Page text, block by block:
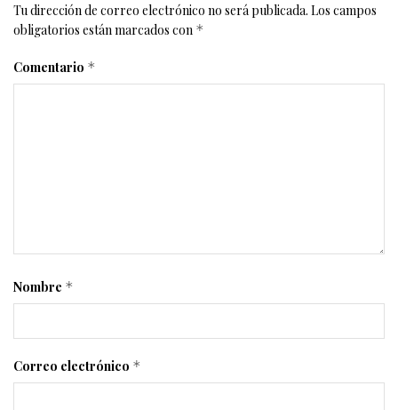
Tu dirección de correo electrónico no será publicada. Los campos
obligatorios están marcados con *
Comentario *
Nombre *
Correo electrónico *